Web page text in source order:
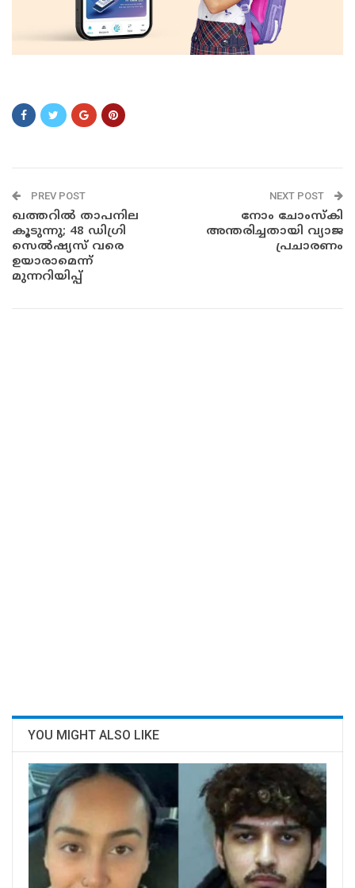
PREV POST
ഖത്തറിൽ താപനില
കൂടുന്നു; 48 ഡിഗ്രി
സെൽഷ്യസ് വരെ
ഉയാരാമെന്ന്
മുന്നറിയിപ്പ്
NEXT POST
നോം ചോംസ്‌കി
അന്തരിച്ചതായി വ്യാജ
പ്രചാരണം
YOU MIGHT ALSO LIKE